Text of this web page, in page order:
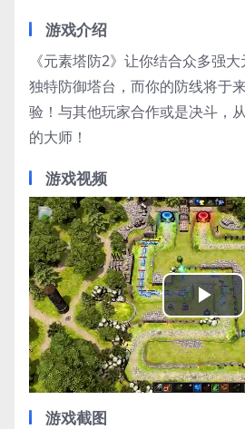
游戏介绍
《元素塔防2》让你结合众多强
独特防御塔台，而你的防线将于
验！与其他玩家合作或是决斗，
的大师！
游戏视频
游戏截图